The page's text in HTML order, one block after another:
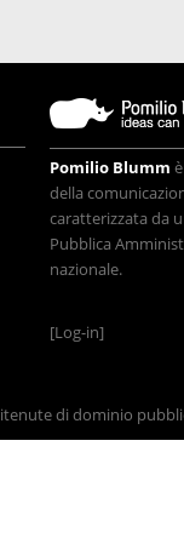
Pomilio Blumm
della
caratterizzata da
Pubblica
nazionale.
[Log-in]
di dominio